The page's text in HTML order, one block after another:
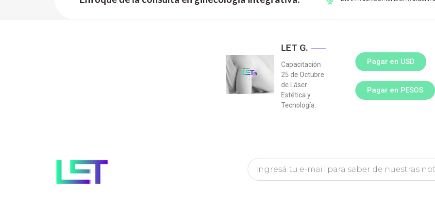
LET G.
Capacitación
25 de Octubre
de Láser
Estética y
Tecnología.
Pagar en USD
Pagar en PESOS